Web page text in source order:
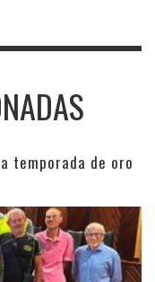
temporada de oro